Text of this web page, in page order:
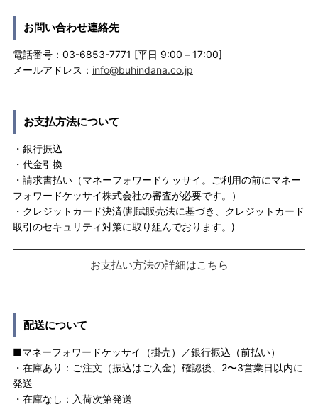
お問い合わせ連絡先
電話番号：03-6853-7771 [平日 9:00－17:00]
メールアドレス： info@buhindana.co.jp
お支払方法について
・銀行振込
・代金引換
・請求書払い（マネーフォワードケッサイ。ご利用の前にマネー
フォワードケッサイ株式会社の審査が必要です。）
・クレジットカード決済(割賦販売法に基づき、クレジットカード
取引のセキュリティ対策に取り組んでおります。)
お支払い方法の詳細はこちら
配送について
■マネーフォワードケッサイ（掛売）／銀行振込（前払い）
・在庫あり：ご注文（振込はご入金）確認後、2〜3営業日以内に
発送
・在庫なし：入荷次第発送